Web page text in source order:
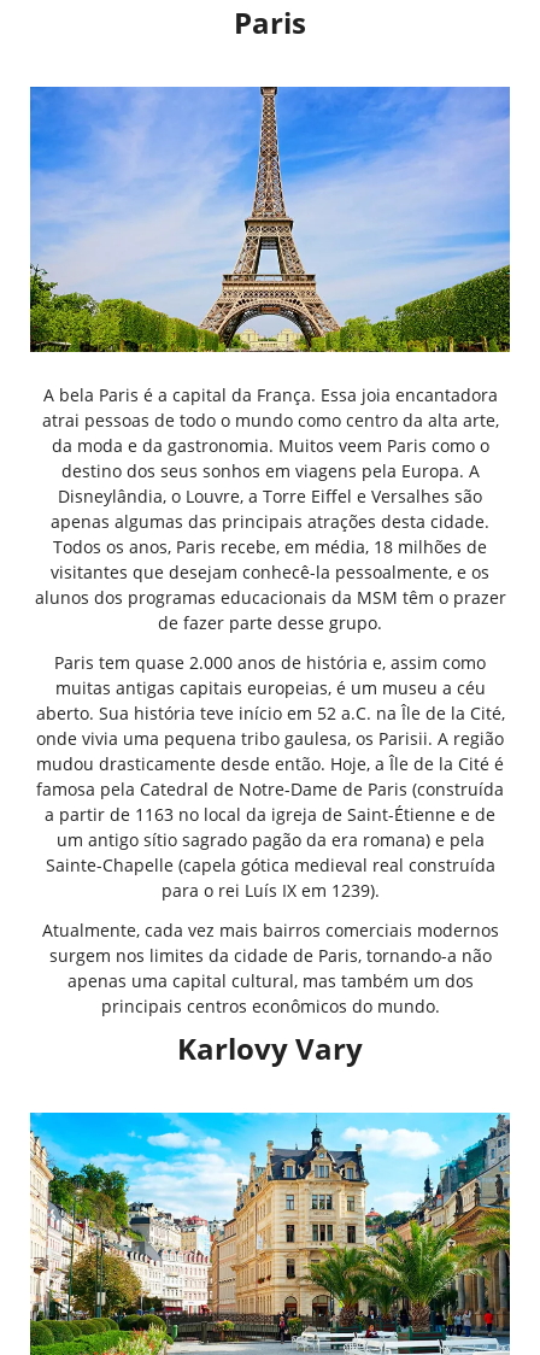
Paris
A bela Paris é a capital da França. Essa joia encantadora
atrai pessoas de todo o mundo como centro da alta arte,
da moda e da gastronomia. Muitos veem Paris como o
destino dos seus sonhos em viagens pela Europa. A
Disneylândia, o Louvre, a Torre Eiffel e Versalhes são
apenas algumas das principais atrações desta cidade.
Todos os anos, Paris recebe, em média, 18 milhões de
visitantes que desejam conhecê-la pessoalmente, e os
alunos dos programas educacionais da MSM têm o prazer
de fazer parte desse grupo.
Paris tem quase 2.000 anos de história e, assim como
muitas antigas capitais europeias, é um museu a céu
aberto. Sua história teve início em 52 a.C. na Île de la Cité,
onde vivia uma pequena tribo gaulesa, os Parisii. A região
mudou drasticamente desde então. Hoje, a Île de la Cité é
famosa pela Catedral de Notre-Dame de Paris (construída
a partir de 1163 no local da igreja de Saint-Étienne e de
um antigo sítio sagrado pagão da era romana) e pela
Sainte-Chapelle (capela gótica medieval real construída
para o rei Luís IX em 1239).
Atualmente, cada vez mais bairros comerciais modernos
surgem nos limites da cidade de Paris, tornando-a não
apenas uma capital cultural, mas também um dos
principais centros econômicos do mundo.
Karlovy Vary